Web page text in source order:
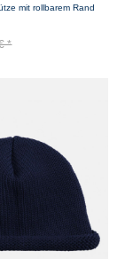
kurz -
mit rollbarem Rand
*